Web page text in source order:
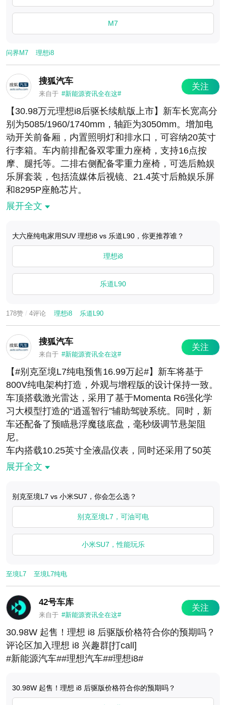
M7
问界M7 理想i8
搜狐汽车
来自于 #新能源资讯全在这#
关注
【30.98万元理想i8后驱长续航版上市】新车长宽高分
别为5085/1960/1740mm，轴距为3050mm。增加电
动开关前备厢，内置照明灯和排水口，可容纳20英寸
行李箱。车内前排配备双零重力座椅，支持16点按
摩、腿托等。二排右侧配备零重力座椅，可选后舱娱
乐屏套装，包括流媒体后视镜、21.4英寸后舱娱乐屏
和8295P座舱芯片。
搭载最大功率为250千瓦的电机，匹配97.8度三元锂
范围65mm。小调查：大六座纯电家用SUV 理想i8 vs
乐道L90，你更推荐谁？ #理想i8发布##理想i8##蔚来
乐道L90
展开全文
大六座纯电家用SUV 理想i8 vs 乐道L90，你更推荐谁？
理想i8
乐道L90
178赞 / 4评论 理想i8 乐道L90
搜狐汽车
来自于 #新能源资讯全在这#
关注
【#别克至境L7纯电预售16.99万起#】新车将基于
800V纯电架构打造，外观与增程版的设计保持一致。
车顶搭载激光雷达，采用了基于Momenta R6强化学
习大模型打造的“逍遥智行”辅助驾驶系统。同时，新
车还配备了预瞄悬浮魔毯底盘，毫秒级调节悬架阻
尼。
车内搭载10.25英寸全液晶仪表，同时还采用了50英
寸全景AR-HUD抬头显示系统以及15.6英寸中控多媒
动力搭载最大功率282kW的后置电机，拥有Boost动
力超频模式，0-100km/h加速时间仅为5.6秒，配备
80.6kWh宁德时代磷酸铁锂电池，最大续航702公
里，拥有6C超快充功能。小调查：20万级中大型轿车
二选一，别克至境L7 vs 小米SU7，你会怎么选？#雷
军回应小米汽车保值率成绩##别克至境E7
展开全文
别克至境L7 vs 小米SU7，你会怎么选？
别克至境L7，可油可电
小米SU7，性能玩乐
至境L7 至境L7纯电
42号车库
来自于 #新能源资讯全在这#
关注
30.98W 起售！理想 i8 后驱版价格符合你的预期吗？
评论区加入理想 i8 兴趣群[打call]
#新能源汽车##理想汽车##理想i8#
30.98W 起售！理想 i8 后驱版价格符合你的预期吗？